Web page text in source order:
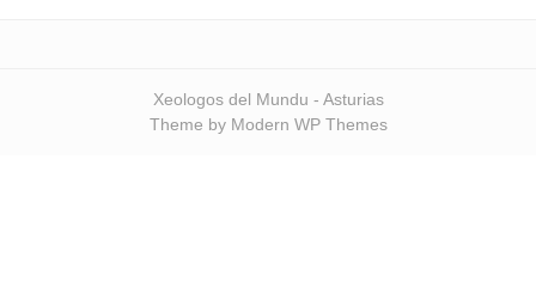
Xeologos del Mundu - Asturias
Theme by Modern WP Themes